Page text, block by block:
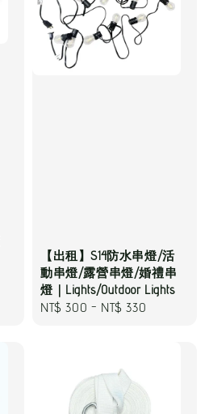
【出租】S14防水串燈/活
動串燈/露營串燈/婚禮串
燈｜Lights/Outdoor Lights
Regular
NT$ 300 - NT$ 330